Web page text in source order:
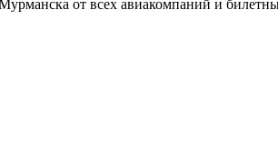
от всех авиакомпаний и